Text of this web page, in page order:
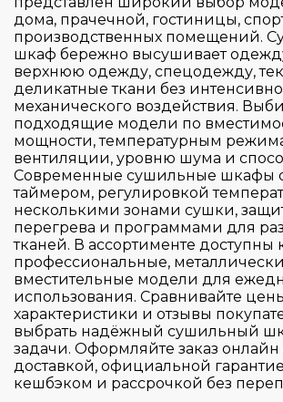
дома, прачечной, гостиницы,
производственных помещений.
шкаф бережно высушивает
верхнюю одежду, спецодежду,
деликатные ткани без
механического воздействия.
подходящие модели по
мощности, температурным
вентиляции, уровню шума и
Современные сушильные шкафы
таймером, регулировкой
несколькими зонами сушки,
перегрева и программами для
тканей. В ассортименте доступны
профессиональные,
вместительные модели для
использования. Сравнивайте
характеристики и отзывы
выбрать надёжный сушильный
задачи. Оформляйте заказ онлайн
доставкой, официальной
кешбэком и рассрочкой без
Samsung Electronics
Schulthess
V-Zug
Китай
Польша
Швейцария
Швеция
Управление
Сенсорное
Электронное
Тип сушки
Вентиляционная сушка
Конденсационная
Сушка с тепловым насосом
Перенавешиваемая дверь
да
Нет
Wi-Fi подключение
Приложение SmartThings
Высота (см)
171.4
175
180
185
Ширина (см)
34
43
Глубина (см)